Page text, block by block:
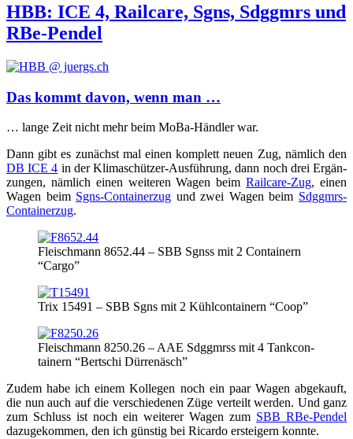
HBB: ICE 4, Railcare, Sgns, Sdggmrs und
RBe-Pendel
Das kommt davon, wenn man …
… lan­ge Zeit nicht mehr beim MoBa-Händ­ler war.
Dann gibt es zunächst mal einen kom­plett neu­en Zug, näm­lich den
DB ICE 4 in der Kli­ma­schüt­zer-Aus­füh­rung, dann noch drei Ergän­
zun­gen, näm­lich einen wei­te­ren Wagen beimRail­ca­re-Zug, einen
Wagen beim Sgns-Con­tai­ner­zug und zwei Wagen beim Sdggmrs-
Con­tai­ner­zug.
Fleisch­mann 8652.44 – SBB Sgnss mit 2 Con­tai­nern
“Car­go”
Trix 15491 – SBB Sgns mit 2 Kühl­con­tai­nern “Coop”
Fleisch­mann 8250.26 – AAE Sdggmrss mit 4 Tank­con­
tai­nern “Bert­schi Dürrenäsch”
Zudem habe ich einem Kol­le­gen noch ein paar Wagen abge­kauft,
die nun auch auf die ver­schie­de­nen Züge ver­teilt wer­den. Und ganz
zum Schluss ist noch ein wei­te­rer Wagen zum SBB RBe-Pen­del
dazu­ge­kom­men, den ich güns­tig bei Ricar­do erstei­gern konnte.